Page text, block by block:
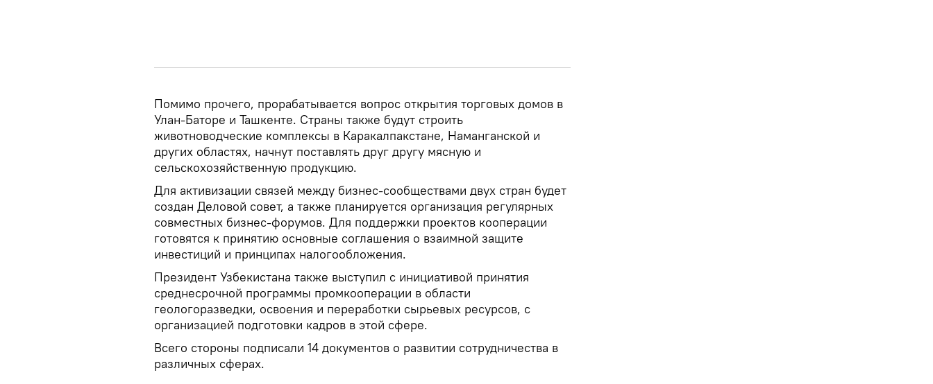
Помимо прочего, прорабатывается вопрос открытия торговых домов в
Улан-Баторе и Ташкенте. Страны также будут строить
животноводческие комплексы в Каракалпакстане, Наманганской и
других областях, начнут поставлять друг другу мясную и
сельскохозяйственную продукцию.
Для активизации связей между бизнес-сообществами двух стран будет
создан Деловой совет, а также планируется организация регулярных
совместных бизнес-форумов. Для поддержки проектов кооперации
готовятся к принятию основные соглашения о взаимной защите
инвестиций и принципах налогообложения.
Президент Узбекистана также выступил с инициативой принятия
среднесрочной программы промкооперации в области
геологоразведки, освоения и переработки сырьевых ресурсов, с
организацией подготовки кадров в этой сфере.
Всего стороны подписали 14 документов о развитии сотрудничества в
различных сферах.